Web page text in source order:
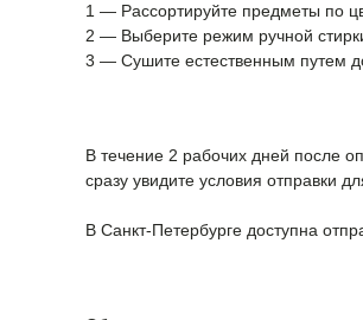
1 — Рассортируйте предметы по
2 — Выберите режим ручной
3 — Сушите естественным путем
В течение 2 рабочих дней после
сразу увидите условия отправки
В Санкт-Петербурге доступна